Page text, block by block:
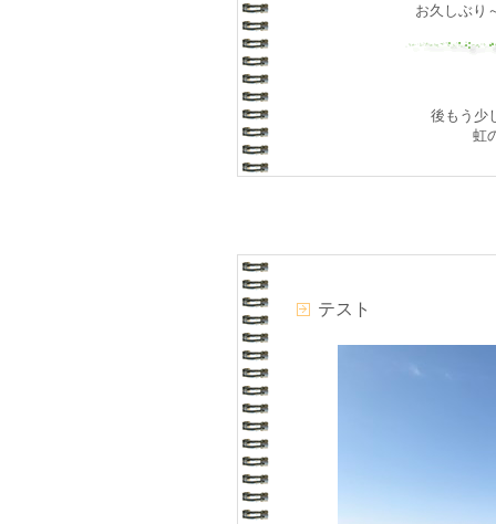
お久しぶり
後もう少
虹
テスト